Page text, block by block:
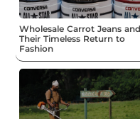
Wholesale Carrot Jeans and
Their Timeless Return to
Fashion